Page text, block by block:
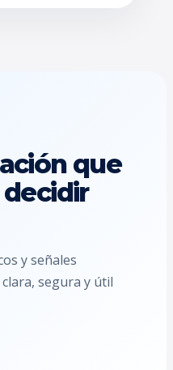
que
y señales
segura y útil